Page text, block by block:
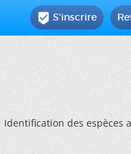
 S'inscrire
Identification des espèces